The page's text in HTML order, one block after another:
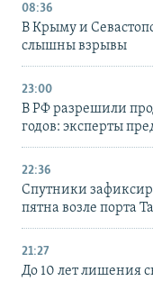
08:36
В Крыму и
слышны взрывы
23:00
В РФ разрешили
годов: эксперты
22:36
Спутники
пятна возле порта
21:27
До 10 лет лишения